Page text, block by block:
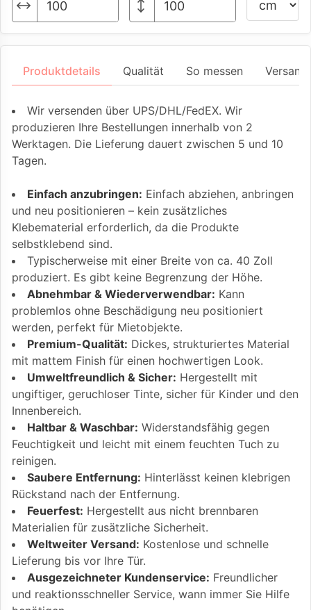
Produktdetails Qualität So messen
Wir versenden über UPS/DHL/FedEX. Wir
produzieren Ihre Bestellungen innerhalb von 2
Werktagen. Die Lieferung dauert zwischen 5 und 10
Tagen.
Einfach anzubringen: Einfach abziehen, anbringen
und neu positionieren – kein zusätzliches
Klebematerial erforderlich, da die Produkte
selbstklebend sind.
Typischerweise mit einer Breite von ca. 40 Zoll
produziert. Es gibt keine Begrenzung der Höhe.
Abnehmbar & Wiederverwendbar: Kann
problemlos ohne Beschädigung neu positioniert
werden, perfekt für Mietobjekte.
Premium-Qualität: Dickes, strukturiertes Material
mit mattem Finish für einen hochwertigen Look.
Umweltfreundlich & Sicher: Hergestellt mit
ungiftiger, geruchloser Tinte, sicher für Kinder und den
Innenbereich.
Haltbar & Waschbar: Widerstandsfähig gegen
Feuchtigkeit und leicht mit einem feuchten Tuch zu
reinigen.
Saubere Entfernung: Hinterlässt keinen klebrigen
Rückstand nach der Entfernung.
Feuerfest: Hergestellt aus nicht brennbaren
Materialien für zusätzliche Sicherheit.
Weltweiter Versand: Kostenlose und schnelle
Lieferung bis vor Ihre Tür.
Ausgezeichneter Kundenservice: Freundlicher
und reaktionsschneller Service, wann immer Sie Hilfe